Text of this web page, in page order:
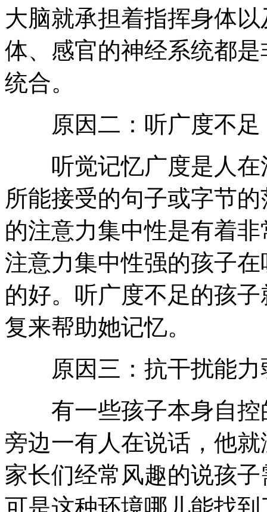
大脑就承担着指挥身体
体、感官的神经系统都
统合。
原因二：听广度不足
听觉记忆广度是人在
所能接受的句子或字节
的注意力集中性是有着
注意力集中性强的孩子
的好。听广度不足的孩
复来帮助她记忆。
原因三：抗干扰能力
有一些孩子本身自控
旁边一有人在说话，他
家长们经常风趣的说孩